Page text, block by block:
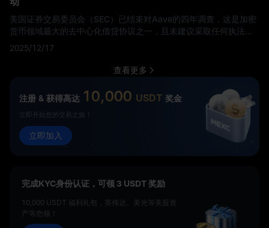
美国证券交易委员会（SEC）已结束对Aave的四年调查，这是加密
货币领域最大的去中心化借贷协议之一，且未建议采取任何执法行
动。这一决定标志着DeFi行业的重大胜利，该行业自成为数字资产
市场的重要力量以来，一直在持续的监管不确定性下运营。 Aave首
席执行官Stani Kulechov对这一消息表示欢迎，宣布该协议正在"进
入构建金融未来的新时代"。他的声明既反映了对调查结束的如释重
负，也表达了对DeFi在不断演变的监管环境中前景的renewed乐观
态度。
2025/12/17
查看更多
注册 & 获得高达 10,000 USDT 奖金
立即开始您的交易之旅！
立即加入
完成KYC身份认证，可领 3 USDT 奖励
10,000 USDT 福利礼包，英伟达、美光等美股资
产等您领！